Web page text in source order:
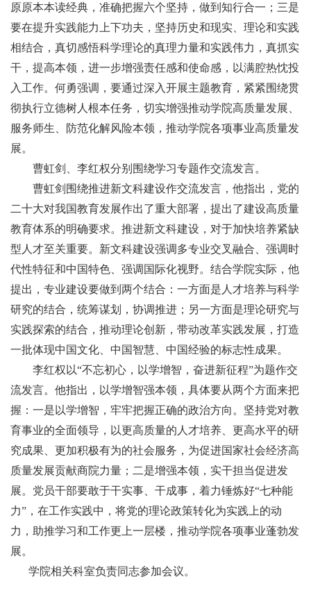
原原本本读经典，准确把握六个坚持，做到知行合一；三是
要在提升实践能力上下功夫，坚持历史和现实、理论和实践
相结合，真切感悟科学理论的真理力量和实践伟力，真抓实
干，提高本领，进一步增强责任感和使命感，以满腔热忱投
入工作。何勇强调，要通过深入开展主题教育，紧紧围绕贯
彻执行立德树人根本任务，切实增强推动学院高质量发展、
服务师生、防范化解风险本领，推动学院各项事业高质量发
展。
曹虹剑、李红权分别围绕学习专题作交流发言。
曹虹剑围绕推进新文科建设作交流发言，他指出，党的
二十大对我国教育发展作出了重大部署，提出了建设高质量
教育体系的明确要求。推进新文科建设，对于加快培养紧缺
型人才至关重要。新文科建设强调多专业交叉融合、强调时
代性特征和中国特色、强调国际化视野。结合学院实际，他
提出，专业建设要做到两个结合：一方面是人才培养与科学
研究的结合，统筹谋划，协调推进；另一方面是理论研究与
实践探索的结合，推动理论创新，带动改革实践发展，打造
一批体现中国文化、中国智慧、中国经验的标志性成果。
李红权以“不忘初心，以学增智，奋进新征程”为题作交
流发言。 他指出，以学增智强本领，具体要从两个方面来把
握：一是以学增智，牢牢把握正确的政治方向。坚持党对教
育事业的全面领导，以更高质量的人才培养、更高水平的研
究成果、更加积极有为的社会服务，为促进国家社会经济高
质量发展贡献商院力量；二是增强本领，实干担当促进发
展。党员干部要敢于干实事、干成事，着力锤炼好“七种能
力”，在工作实践中，将党的理论政策转化为实践上的动
力，助推学习和工作更上一层楼，推动学院各项事业蓬勃发
展。
学院相关科室负责同志参加会议。